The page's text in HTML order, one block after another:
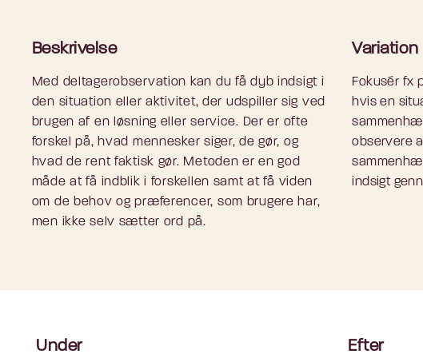
Beskrivelse
Med deltagerobservation kan du få dyb indsigt i
den situation eller aktivitet, der udspiller sig ved
brugen af en løsning eller service. Der er ofte
forskel på, hvad mennesker siger, de gør, og
hvad de rent faktisk gør. Metoden er en god
måde at få indblik i forskellen samt at få viden
om de behov og præferencer, som brugere har,
men ikke selv sætter ord på.
Variation
Fokusér fx
hvis en
observere
indsigt
Under Efter